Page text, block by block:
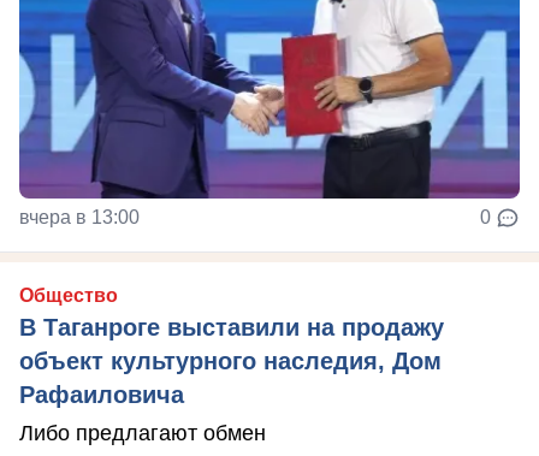
вчера в 13:00 0
Общество
В Таганроге выставили на продажу
объект культурного наследия, Дом
Рафаиловича
Либо предлагают обмен